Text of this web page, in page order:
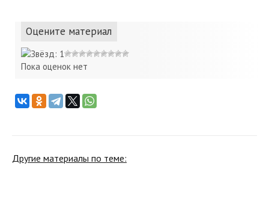
Оцените материал
Пока оценок нет
Другие материалы по теме: